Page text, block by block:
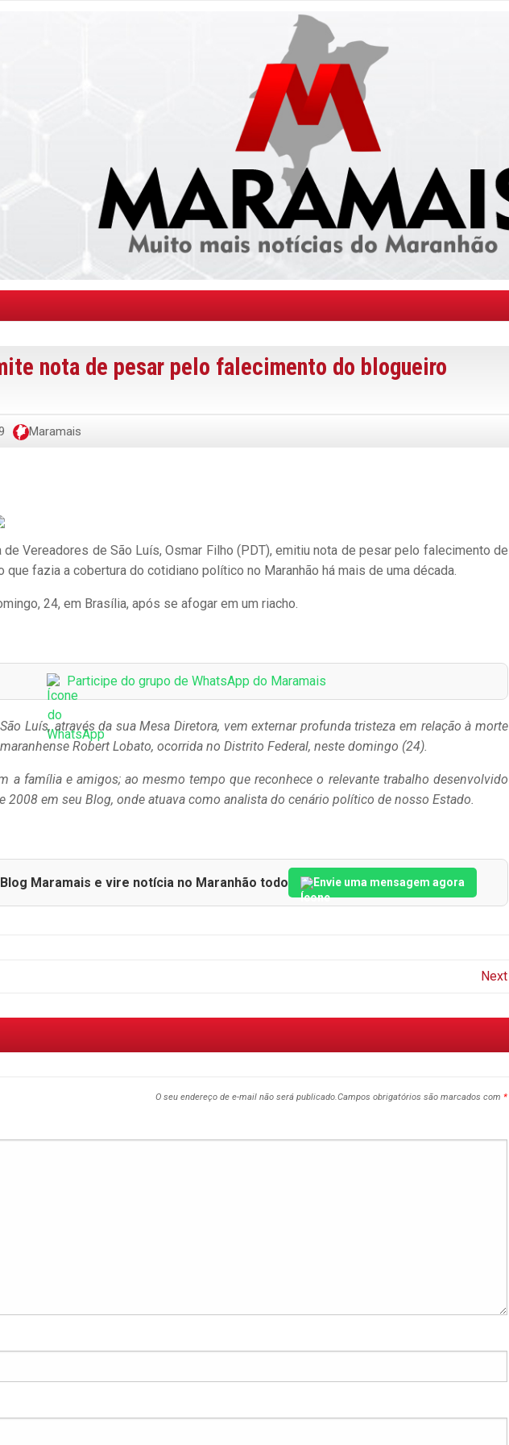
nota de pesar pelo falecimento do blogueiro
Maramais
de Vereadores de São Luís, Osmar Filho (PDT), emitiu nota de pesar pelo falecimento de
que fazia a cobertura do cotidiano político no Maranhão há mais de uma década.
24, em Brasília, após se afogar em um riacho.
Participe do grupo de WhatsApp do Maramais
Luís, através da sua Mesa Diretora, vem externar profunda tristeza em relação à morte
Robert Lobato, ocorrida no Distrito Federal, neste domingo (24).
a família e amigos; ao mesmo tempo que reconhece o relevante trabalho desenvolvido
2008 em seu Blog, onde atuava como analista do cenário político de nosso Estado.
Maramais e vire notícia no Maranhão todo Envie uma mensagem agora
Next
O seu endereço de e-mail não será publicado.Campos obrigatórios são marcados com *